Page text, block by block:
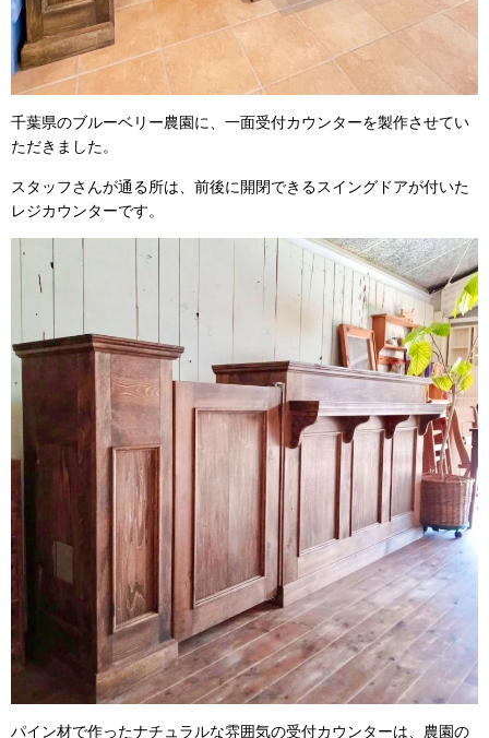
千葉県のブルーベリー農園に、一面受付カウンターを製作させてい
ただきました。
スタッフさんが通る所は、前後に開閉できるスイングドアが付いた
レジカウンターです。
パイン材で作ったナチュラルな雰囲気の受付カウンターは、農園の